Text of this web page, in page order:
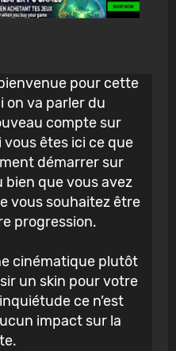
pour cette
on va parler du
compte sur
vous êtes ici ce que
démarrer sur
bien que vous avez
vous souhaitez être
progression.
cinématique plutôt
un skin pour votre
ce n’est
impact sur la